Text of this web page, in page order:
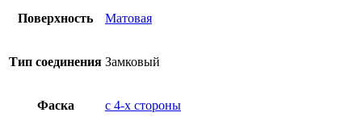
Поверхность Матовая
Тип соединения Замковый
Фаска с 4-x стороны